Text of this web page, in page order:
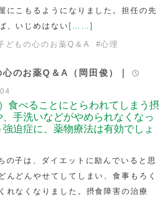
にこもるようになりました。担任の先
、いじめはない [……]
どもの心のお薬Q＆A #心理
心のお薬Q＆A（岡田俊）｜
）食べることにとらわれてしまう摂
、手洗いなどがやめられなくなっ
強迫症に、薬物療法は有効でしょ
の子は、ダイエットに励んでいると思
んどんやせてしてしまい、食事もろく
れなくなりました。摂食障害の治療